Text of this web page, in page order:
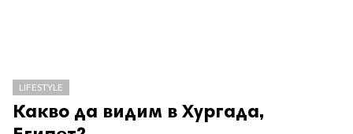
LIFESTYLE
Какво да видим в Хургада,